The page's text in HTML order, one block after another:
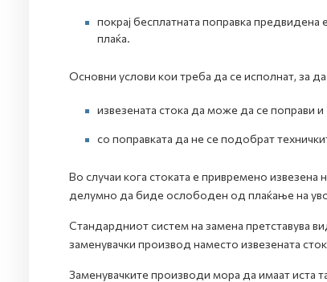
покрај бесплатната поправка
плаќа.
Основни услови кои треба да се исполнат, за
извезената стока да може да се поправи и
со поправката да не се подобрат
Во случаи кога стоката е привремено
делумно да биде ослободен од плаќање на
Стандардниот систем на замена претставува
заменувачки производ наместо извезената
Заменувачките производи мора да имаат иста